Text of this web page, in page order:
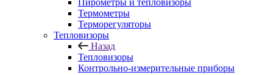
Пирометры и тепловизоры
Термометры
Терморегуляторы
Тепловизоры
Назад
Тепловизоры
Контрольно-измерительные приборы